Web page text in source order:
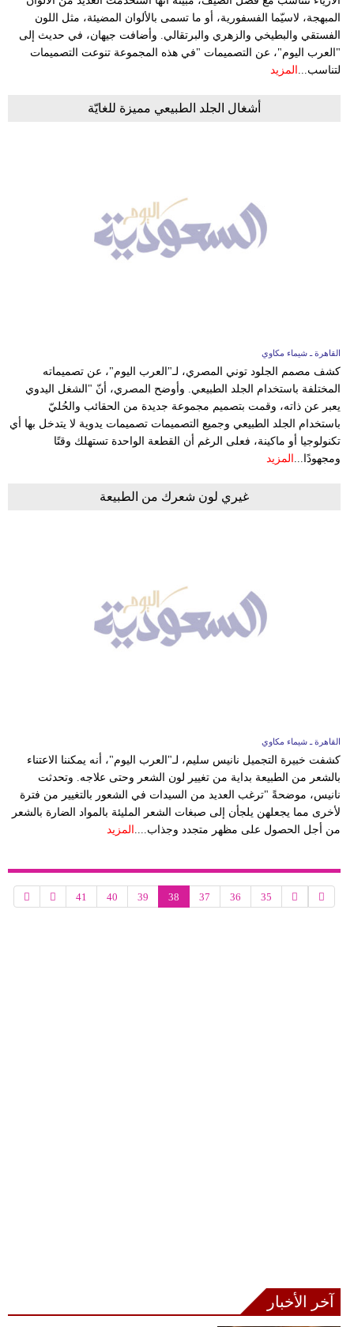
المبهجة، لاسيّما الفسفورية، أو ما تسمى بالألوان المضيئة، مثل اللون
الفستقي والبطيخي والزهري والبرتقالي. وأضافت جيهان، في حديث إلى
"العرب اليوم"، عن التصميمات "في هذه المجموعة تنوعت التصميمات
لتناسب... المزيد
أشغال الجلد الطبيعي مميزة للغايّة
القاهرة ـ شيماء مكاوي
كشف مصمم الجلود توني المصري، لـ"العرب اليوم"، عن تصميماته
المختلفة باستخدام الجلد الطبيعي. وأوضح المصري، أنّ "الشغل اليدوي
يعبر عن ذاته، وقمت بتصميم مجموعة جديدة من الحقائب والحُليّ
باستخدام الجلد الطبيعي وجميع التصميمات تصميمات يدوية لا يتدخل بها أي
تكنولوجيا أو ماكينة، فعلى الرغم أن القطعة الواحدة تستهلك وقتًا
ومجهودًا... المزيد
غيري لون شعرك من الطبيعة
القاهرة ـ شيماء مكاوي
كشفت خبيرة التجميل نانيس سليم، لـ"العرب اليوم"، أنه يمكننا الاعتناء
بالشعر من الطبيعة بداية من تغيير لون الشعر وحتى علاجه. وتحدثت
نانيس، موضحةً "ترغب العديد من السيدات في الشعور بالتغيير من فترة
لأخرى مما يجعلهن يلجأن إلى صبغات الشعر المليئة بالمواد الضارة بالشعر
من أجل الحصول على مظهر متجدد وجذاب.... المزيد
35
36
37
38
39
40
41
آخر الأخبار